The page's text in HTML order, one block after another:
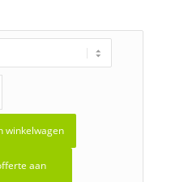
winkelwagen
aan